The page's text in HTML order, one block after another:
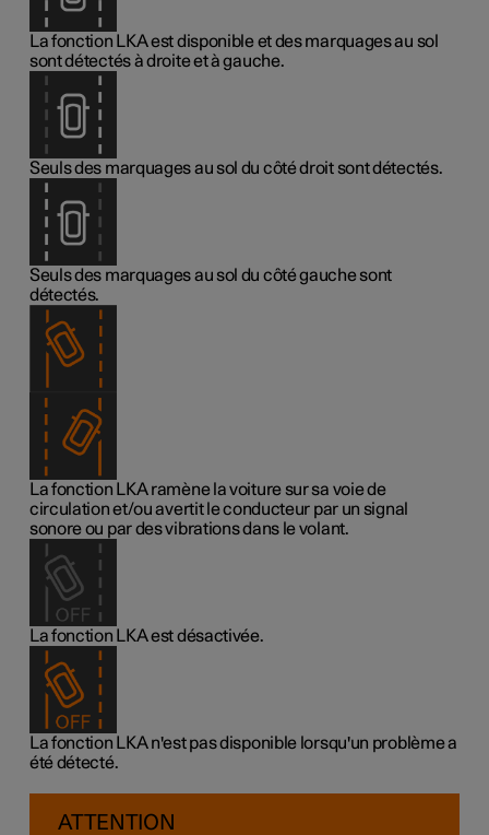
La fonction LKA est disponible et des marquages au sol
sont détectés à droite et à gauche.
Seuls des marquages au sol du côté droit sont détectés.
Seuls des marquages au sol du côté gauche sont
détectés.
La fonction LKA ramène la voiture sur sa voie de
circulation et/ou avertit le conducteur par un signal
sonore ou par des vibrations dans le volant.
La fonction LKA est désactivée.
La fonction LKA n'est pas disponible lorsqu'un problème a
été détecté.
ATTENTION